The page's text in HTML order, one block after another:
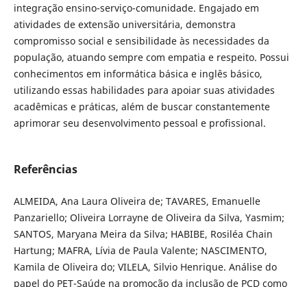
integração ensino-serviço-comunidade. Engajado em
atividades de extensão universitária, demonstra
compromisso social e sensibilidade às necessidades da
população, atuando sempre com empatia e respeito. Possui
conhecimentos em informática básica e inglês básico,
utilizando essas habilidades para apoiar suas atividades
acadêmicas e práticas, além de buscar constantemente
aprimorar seu desenvolvimento pessoal e profissional.
Referências
ALMEIDA, Ana Laura Oliveira de; TAVARES, Emanuelle
Panzariello; Oliveira Lorrayne de Oliveira da Silva, Yasmim;
SANTOS, Maryana Meira da Silva; HABIBE, Rosiléa Chain
Hartung; MAFRA, Lívia de Paula Valente; NASCIMENTO,
Kamila de Oliveira do; VILELA, Silvio Henrique. Análise do
papel do PET-Saúde na promoção da inclusão de PCD como